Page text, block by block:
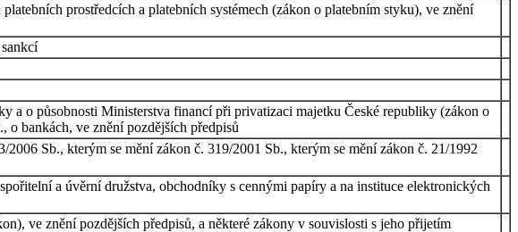
prostředcích a platebních systémech (zákon o platebním styku), ve znění
a o působnosti Ministerstva financí při privatizaci majetku České republiky (zákon o
o bankách, ve znění pozdějších předpisů
Sb., kterým se mění zákon č. 319/2001 Sb., kterým se mění zákon č. 21/1992
a úvěrní družstva, obchodníky s cennými papíry a na instituce elektronických
ve znění pozdějších předpisů, a některé zákony v souvislosti s jeho přijetím